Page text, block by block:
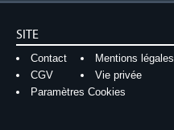
SITE
Contact
Mentions légales
CGV
Vie privée
Paramètres Cookies